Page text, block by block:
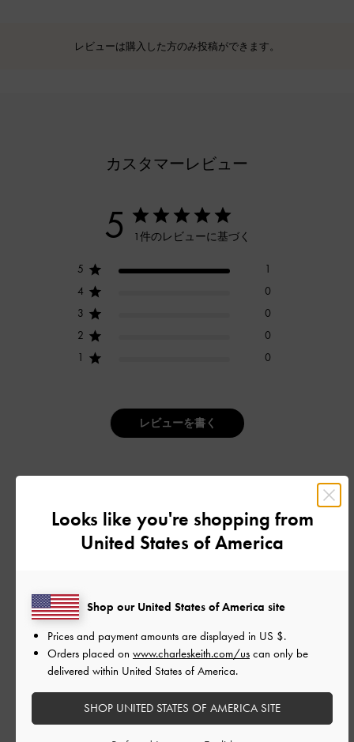
レビューは購入した方のみ投稿ができます。
カスタマーレビュー
5 1件のレビューに基づく
5
1
4
0
3
0
2
0
1
0
レビューを書く
とてもよかった
品質
もっと見る
並べ替え
Looks like you're shopping from
United States of America
Shop our United States of America site
Prices and payment amounts are displayed in US $.
Orders placed on www.charleskeith.com/us can only be
delivered within United States of America.
SHOP UNITED STATES OF AMERICA SITE